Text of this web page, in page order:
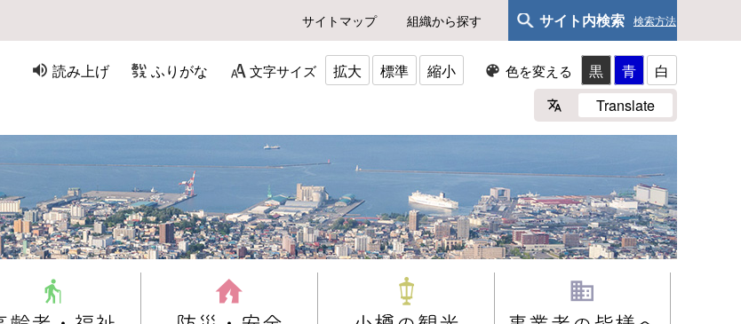
サイトマップ 組織から探す サイト内検索 検索方法
読み上げ ふりがな 文字サイズ 拡大 標準 縮小 色を変える 黒 青
白
Translate